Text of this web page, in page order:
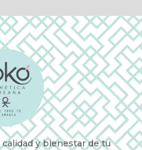
y bienestar de tu